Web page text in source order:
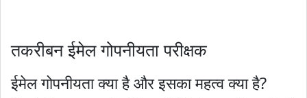
तकरीबन ईमेल गोपनीयता परीक्षक
ईमेल गोपनीयता क्या है और इसका महत्व क्या है?